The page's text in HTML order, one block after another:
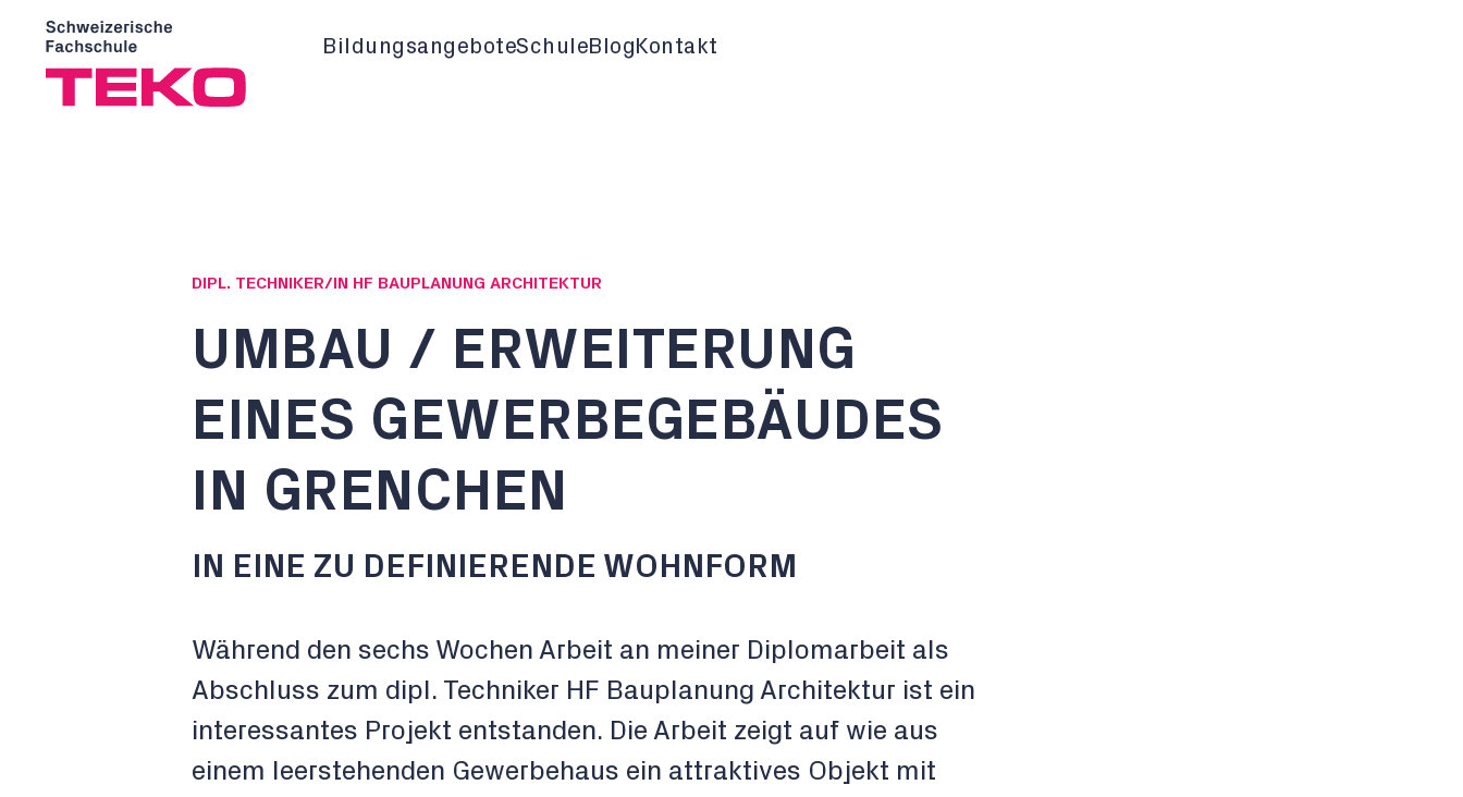
BildungsangeboteSchule Blog Kontakt
DIPL. TECHNIKER/IN HF BAUPLANUNG ARCHITEKTUR
UMBAU / ERWEITERUNG
EINES GEWERBEGEBÄUDES
IN GRENCHEN
IN EINE ZU DEFINIERENDE WOHNFORM
Während den sechs Wochen Arbeit an meiner Diplomarbeit als
Abschluss zum dipl. Techniker HF Bauplanung Architektur ist ein
interessantes Projekt entstanden. Die Arbeit zeigt auf wie aus
einem leerstehenden Gewerbehaus ein attraktives Objekt mit